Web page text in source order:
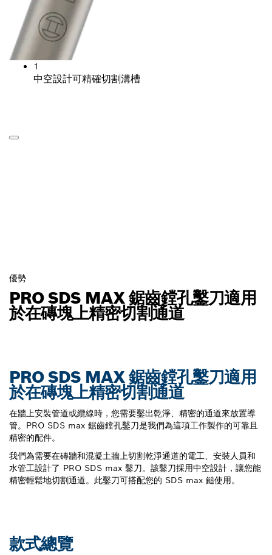
1
中空設計可精確切割溝槽
優勢
PRO SDS MAX 鋸齒鏜孔鑿刀適用
於在磚塊上精密切割通道
PRO SDS MAX 鋸齒鏜孔鑿刀適用
於在磚塊上精密切割通道
在牆上安裝管道或纜線時，您需要鑿出乾淨、精密的通道來放置導
管。PRO SDS max 鋸齒鏜孔鑿刀是我們為這項工作製作的可靠且
精密的配件。
我們為需要在磚牆和混凝土牆上切割乾淨通道的電工、安裝人員和
水管工設計了 PRO SDS max 鑿刀。該鑿刀採用中空設計，讓您能
精密輕鬆地切割通道。此鑿刀可搭配您的 SDS max 鎚使用。
款式總覽